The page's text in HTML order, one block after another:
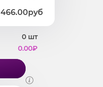
466.00руб
0 шт
0.00₽